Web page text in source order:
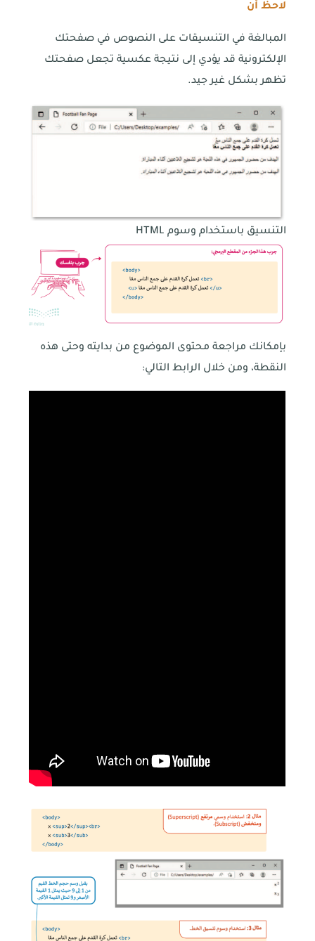
لاحظ أن
المبالغة في التنسيقات على النصوص في صفحتك
الإلكترونية قد يؤدي إلى نتيجة عكسية تجعل صفحتك
تظهر بشكل غير جيد.
التنسيق باستخدام وسوم HTML
بإمكانك مراجعة محتوى الموضوع من بدايته وحتى هذه
النقطة، ومن خلال الرابط التالي: